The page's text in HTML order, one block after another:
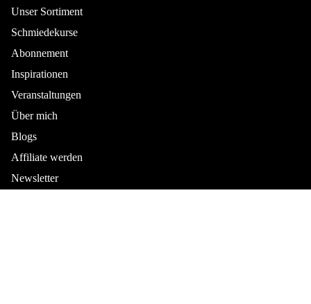
Unser Sortiment
Schmiedekurse
Abonnement
Inspirationen
Veranstaltungen
Über mich
Blogs
Affiliate werden
Newsletter